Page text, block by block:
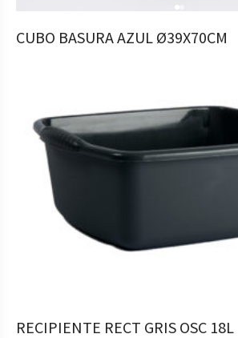
COMPRAR
CUBO BASURA AZUL Ø39X70CM
COMPRAR
RECIPIENTE RECT GRIS OSC 18L